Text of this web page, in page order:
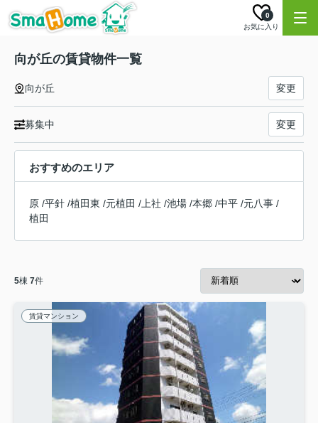
お気に入り
0
向が丘の賃貸物件一覧
向が丘 変更
募集中 変更
おすすめのエリア
原 /平針 /植田東 /元植田 / 上社 /池場 /本郷 /中平 /元八事 /
植田
5棟 7件
賃貸マンション